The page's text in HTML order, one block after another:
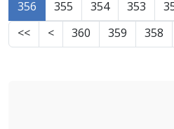
353
354
355
356
358
359
360
>
>>